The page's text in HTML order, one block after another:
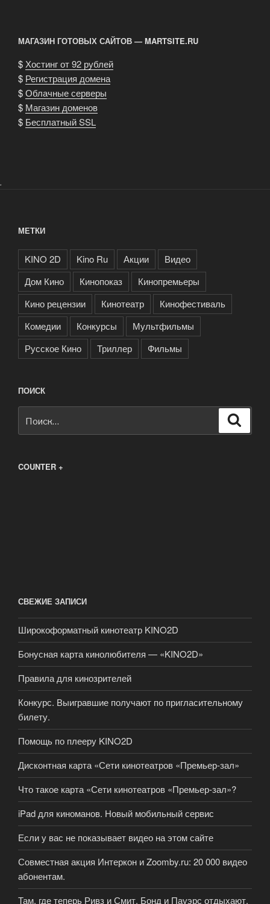
МАГАЗИН ГОТОВЫХ САЙТОВ — MARTSITE.RU
$Хостинг от 92 рублей
$ Регистрация домена
$Облачные серверы
$ Магазин доменов
$ Бесплатный SSL
.
МЕТКИ
KINO 2D Kino Ru Акции
Видео
Дом Кино
Кинопоказ
Кинопремьеры
Кино рецензии
Кинотеатр
Кинофестиваль
Комедии
Конкурсы
Мультфильмы
Русское Кино
Триллер Фильмы
ПОИСК
COUNTER +
СВЕЖИЕ ЗАПИСИ
Широкоформатный кинотеатр KINO2D
Бонусная карта кинолюбителя — «KINO2D»
Правила для кинозрителей
Конкурс. Выигравшие получают по пригласительному
билету.
Помощь по плееру KINO2D
Дисконтная карта «Сети кинотеатров «Премьер-зал»
Что такое карта «Сети кинотеатров «Премьер-зал»?
iPad для киноманов. Новый мобильный сервис
Если у вас не показывает видео на этом сайте
Совместная акция Интеркон и Zoomby.ru: 20 000 видео
абонентам.
Там, где теперь Ривз и Смит, Бонд и Пауэрс отдыхают.